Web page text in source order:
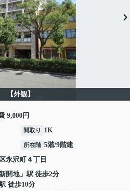
【外観】
9,000円
間取り 1K
所在階 5階/9階建
永沢町 ４丁目
開地」駅 徒歩2分
徒歩10分